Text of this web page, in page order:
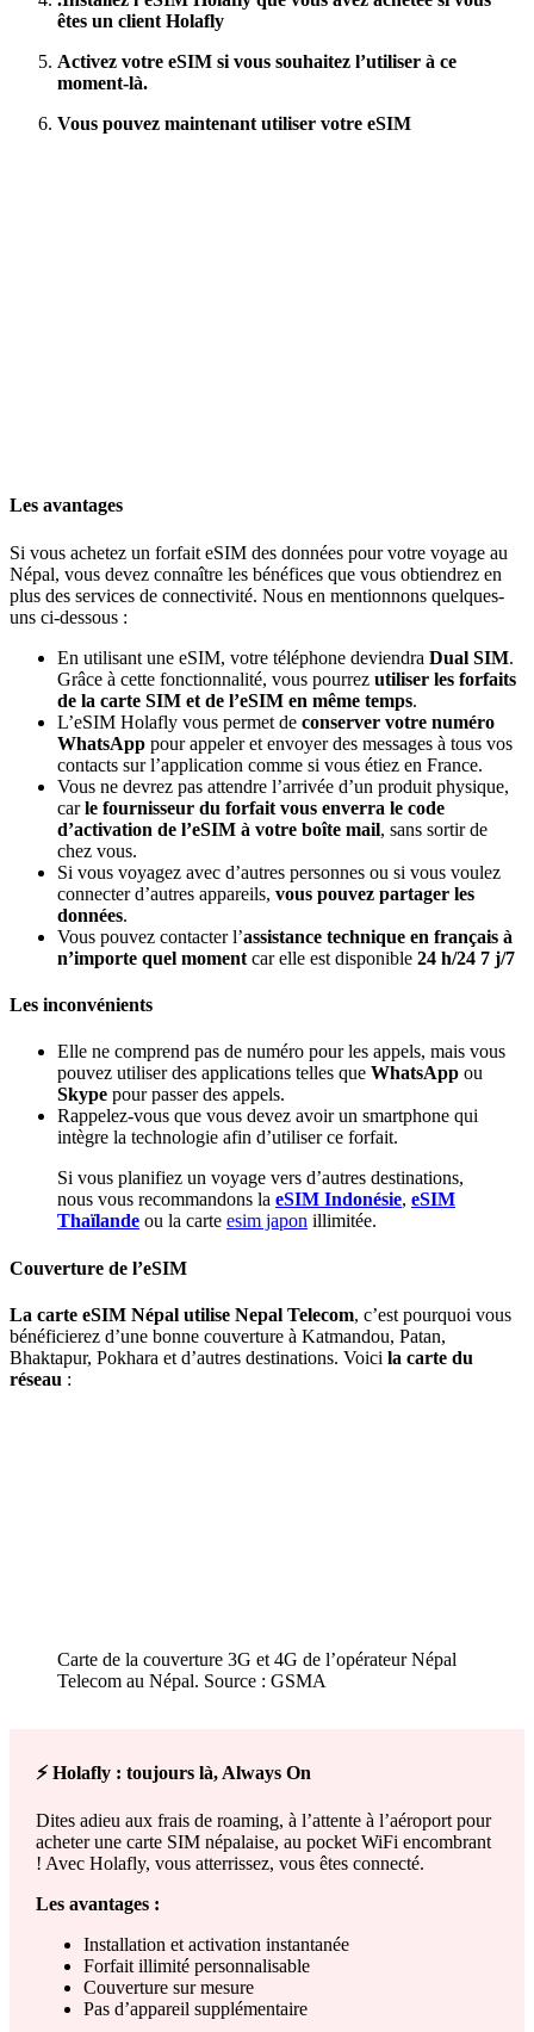
êtes un client Holafly
Activez votre eSIM si vous souhaitez l’utiliser à ce
moment-là.
Vous pouvez maintenant utiliser votre eSIM
Les avantages
Si vous achetez un forfait eSIM des données pour votre voyage au
Népal, vous devez connaître les bénéfices que vous obtiendrez en
plus des services de connectivité. Nous en mentionnons quelques-
uns ci-dessous :
En utilisant une eSIM, votre téléphone deviendra Dual SIM.
Grâce à cette fonctionnalité, vous pourrez utiliser les forfaits
de la carte SIM et de l’eSIM en même temps.
L’eSIM Holafly vous permet de conserver votre numéro
WhatsApp pour appeler et envoyer des messages à tous vos
contacts sur l’application comme si vous étiez en France.
Vous ne devrez pas attendre l’arrivée d’un produit physique,
carle fournisseur du forfait vous enverra le code
d’activation de l’eSIM à votre boîte mail, sans sortir de
chez vous.
Si vous voyagez avec d’autres personnes ou si vous voulez
connecter d’autres appareils, vous pouvez partager les
données.
Vous pouvez contacter l’assistance technique en français à
n’importe quel moment car elle est disponible 24 h/24 7 j/7
Les inconvénients
Elle ne comprend pas de numéro pour les appels, mais vous
pouvez utiliser des applications telles que WhatsApp ou
Skype pour passer des appels.
Rappelez-vous que vous devez avoir un smartphone qui
intègre la technologie afin d’utiliser ce forfait.
Si vous planifiez un voyage vers d’autres destinations,
nous vous recommandons la eSIM Indonésie, eSIM
Thaïlande ou la carte esim japon illimitée.
Couverture de l’eSIM
La carte eSIM Népal utilise Nepal Telecom, c’est pourquoi vous
bénéficierez d’une bonne couverture à Katmandou, Patan,
Bhaktapur, Pokhara et d’autres destinations. Voici la carte du
réseau :
Carte de la couverture 3G et 4G de l’opérateur Népal
Telecom au Népal. Source : GSMA
⚡ Holafly : toujours là, Always On
Dites adieu aux frais de roaming, à l’attente à l’aéroport pour
acheter une carte SIM népalaise, au pocket WiFi encombrant
! Avec Holafly, vous atterrissez, vous êtes connecté.
Les avantages :
Installation et activation instantanée
Forfait illimité personnalisable
Couverture sur mesure
Pas d’appareil supplémentaire